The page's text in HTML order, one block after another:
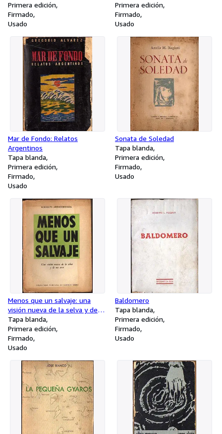
Primera edición
Firmado
Usado
Primera edición
Firmado
Usado
Mar de Fondo: Relatos
Argentinos
Tapa blanda
Primera edición
Firmado
Usado
Sonata de Soledad
Tapa blanda
Primera edición
Firmado
Usado
Menos que un salvaje: una
visión nueva de la selva y de
sus seres.
Tapa blanda
Primera edición
Firmado
Usado
Baldomero
Tapa blanda
Primera edición
Firmado
Usado